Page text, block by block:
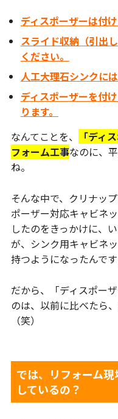
ディスポーザーは付け
スライド収納（引出
ください。
人工大理石シンクに
ディスポーザーを付
ります。
なんてことを、
「ディ
フォーム工事なのに、
ね。
そんな中で、クリナッ
ポーザー対応キャビネ
したのをきっかけに、
が、シンク用キャビネ
持つようになったんです
だから、「ディスポー
のは、以前に比べたら
（笑）
では、リフォーム
しているの？